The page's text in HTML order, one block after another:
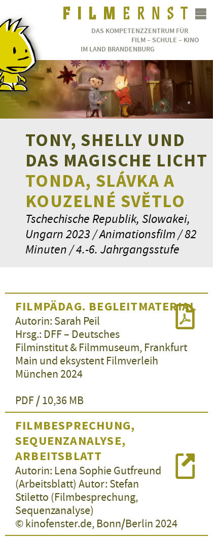
DAS KOMPETENZZENTRUM FÜR
FILM – SCHULE – KINO
IM LAND BRANDENBURG
TONY, SHELLY UND
DAS MAGISCHE LICHT
TONDA, SLÁVKA A
KOUZELNÉ SVĚTLO
Tschechische Republik, Slowakei,
Ungarn 2023 / Animationsfilm / 82
Minuten / 4.-6. Jahrgangsstufe
FILMPÄDAG. BEGLEITMATERIAL
Autorin: Sarah Peil
Hrsg.: DFF – Deutsches
Filminstitut & Filmmuseum, Frankfurt
Main und eksystent Filmverleih
München 2024
PDF / 10,36 MB
FILMBESPRECHUNG,
SEQUENZANALYSE,
ARBEITSBLATT
Autorin: Lena Sophie Gutfreund
(Arbeitsblatt) Autor: Stefan
Stiletto (Filmbesprechung,
Sequenzanalyse)
© kinofenster.de, Bonn/Berlin 2024